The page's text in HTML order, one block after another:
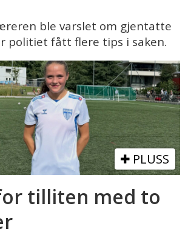
ble varslet om gjentatte
politiet fått flere tips i saken.
PLUSS
tilliten med to